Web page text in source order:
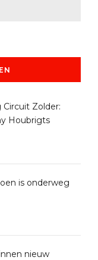
Zolder:
Houbrigts
is onderweg
nieuw